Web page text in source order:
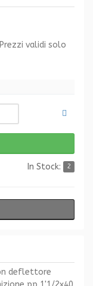
Prezzi validi solo
In Stock: 2